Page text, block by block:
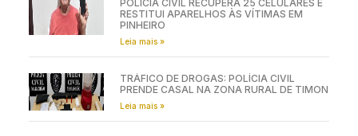
POLÍCIA CIVIL RECUPERA 25 CELULARES E
RESTITUI APARELHOS ÀS VÍTIMAS EM
PINHEIRO
Leia mais »
TRÁFICO DE DROGAS: POLÍCIA CIVIL
PRENDE CASAL NA ZONA RURAL DE TIMON
Leia mais »